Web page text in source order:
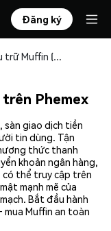
Đăng ký
Mua và lưu trữ Muffin (MUFFIN) an toàn
Phemex
sàn giao dịch tiền
tin dùng. Tận
thức thanh
khoản ngân hàng,
có thể truy cập trên
mạnh mẽ của
Bắt đầu hành
Muffin an toàn